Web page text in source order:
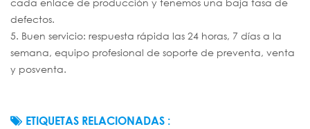
cada enlace de producción y tenemos una baja tasa de
defectos.
5. Buen servicio: respuesta rápida las 24 horas, 7 días a la
semana, equipo profesional de soporte de preventa, venta
y posventa.
ETIQUETAS RELACIONADAS :